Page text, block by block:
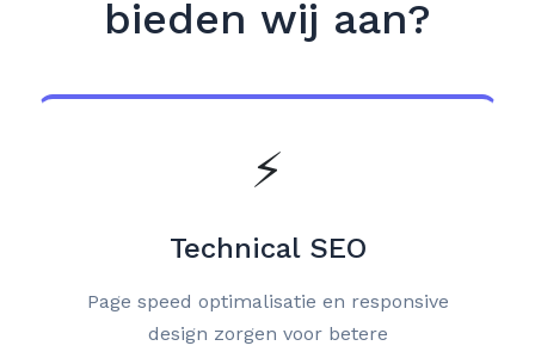
bieden wij aan?
⚡
Technical SEO
Page speed optimalisatie en responsive
design zorgen voor betere